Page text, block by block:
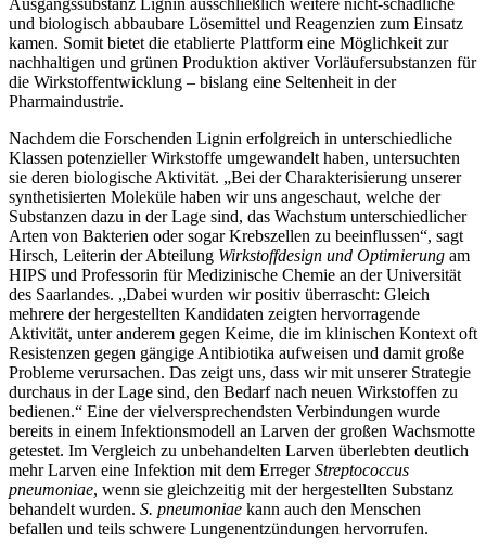
und biologisch abbaubare Lösemittel und Reagenzien zum Einsatz
kamen. Somit bietet die etablierte Plattform eine Möglichkeit zur
nachhaltigen und grünen Produktion aktiver Vorläufersubstanzen für
die Wirkstoffentwicklung – bislang eine Seltenheit in der
Pharmaindustrie.
Nachdem die Forschenden Lignin erfolgreich in unterschiedliche
Klassen potenzieller Wirkstoffe umgewandelt haben, untersuchten
sie deren biologische Aktivität. „Bei der Charakterisierung unserer
synthetisierten Moleküle haben wir uns angeschaut, welche der
Substanzen dazu in der Lage sind, das Wachstum unterschiedlicher
Arten von Bakterien oder sogar Krebszellen zu beeinflussen“, sagt
Hirsch, Leiterin der Abteilung Wirkstoffdesign und Optimierung am
HIPS und Professorin für Medizinische Chemie an der Universität
des Saarlandes. „Dabei wurden wir positiv überrascht: Gleich
mehrere der hergestellten Kandidaten zeigten hervorragende
Aktivität, unter anderem gegen Keime, die im klinischen Kontext oft
Resistenzen gegen gängige Antibiotika aufweisen und damit große
Probleme verursachen. Das zeigt uns, dass wir mit unserer Strategie
durchaus in der Lage sind, den Bedarf nach neuen Wirkstoffen zu
bedienen.“ Eine der vielversprechendsten Verbindungen wurde
bereits in einem Infektionsmodell an Larven der großen Wachsmotte
getestet. Im Vergleich zu unbehandelten Larven überlebten deutlich
mehr Larven eine Infektion mit dem ErregerStreptococcus
pneumoniae, wenn sie gleichzeitig mit der hergestellten Substanz
behandelt wurden. S. pneumoniae kann auch den Menschen
befallen und teils schwere Lungenentzündungen hervorrufen.